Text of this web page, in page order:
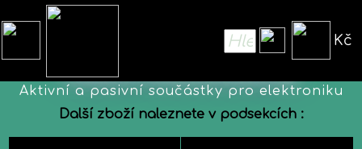
Kč
Elektrosoučástky
Aktivní a pasivní součástky pro elektroniku
Další zboží naleznete v podsekcích :